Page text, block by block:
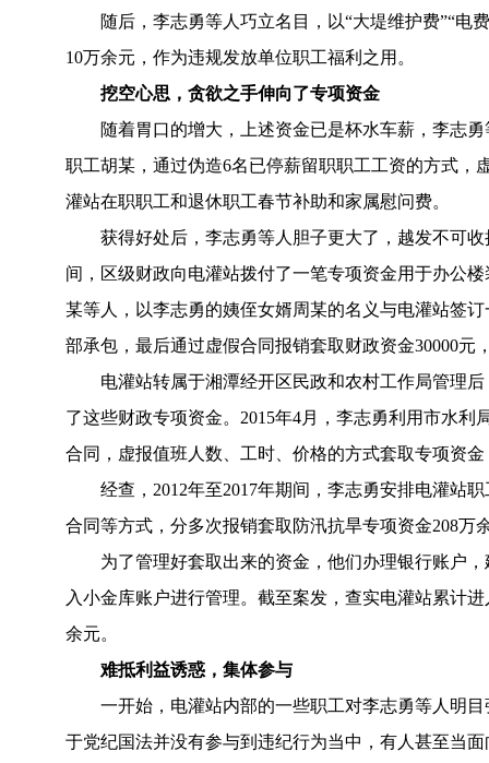
随后，李志勇等人巧立名目，以“大堤维护费”“电
10万余元，作为违规发放单位职工福利之用。
挖空心思，贪欲之手伸向了专项资金
随着胃口的增大，上述资金已是杯水车薪，李志
职工胡某，通过伪造6名已停薪留职职工工资的方式，
灌站在职职工和退休职工春节补助和家属慰问费。
获得好处后，李志勇等人胆子更大了，越发不可
间，区级财政向电灌站拨付了一笔专项资金用于办公
某等人，以李志勇的姨侄女婿周某的名义与电灌站签
部承包，最后通过虚假合同报销套取财政资金30000元
电灌站转属于湘潭经开区民政和农村工作局管理
了这些财政专项资金。2015年4月，李志勇利用市水
合同，虚报值班人数、工时、价格的方式套取专项资
经查，2012年至2017年期间，李志勇安排电灌站
合同等方式，分多次报销套取防汛抗旱专项资金208万
为了管理好套取出来的资金，他们办理银行账户
入小金库账户进行管理。截至案发，查实电灌站累计
余元。
难抵利益诱惑，集体参与
一开始，电灌站内部的一些职工对李志勇等人明
于党纪国法并没有参与到违纪行为当中，有人甚至当